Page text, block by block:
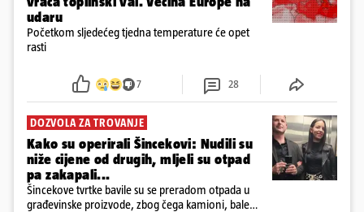
udaru
Početkom sljedećeg tjedna temperature će opet
rasti
7 28
DOZVOLA ZA TROVANJE
Kako su operirali Šincekovi: Nudili su
niže cijene od drugih, mljeli su otpad
pa zakapali...
Šincekove tvrtke bavile su se preradom otpada u
građevinske proizvode, zbog čega kamioni, bale